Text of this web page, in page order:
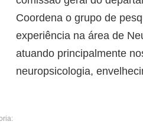
Coordena o grupo de
experiência na área de
atuando principalmente
neuropsicologia,